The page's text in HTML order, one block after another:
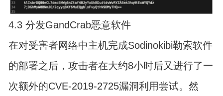
4.3 分发GandCrab恶意软件
在对受害者网络中主机完成Sodinokibi勒索软件
的部署之后，攻击者在大约8小时后又进行了一
次额外的CVE-2019-2725漏洞利用尝试。然